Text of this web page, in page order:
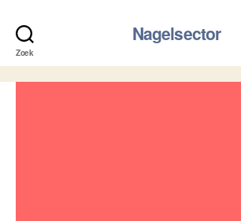
Zoek
Nagelsector